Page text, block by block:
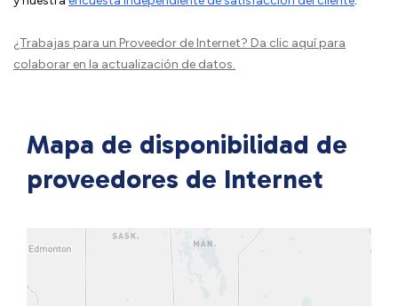
¿Trabajas para un Proveedor de Internet? Da clic aquípara
colaborar en la actualización de datos.
Mapa de disponibilidad de
proveedores de Internet